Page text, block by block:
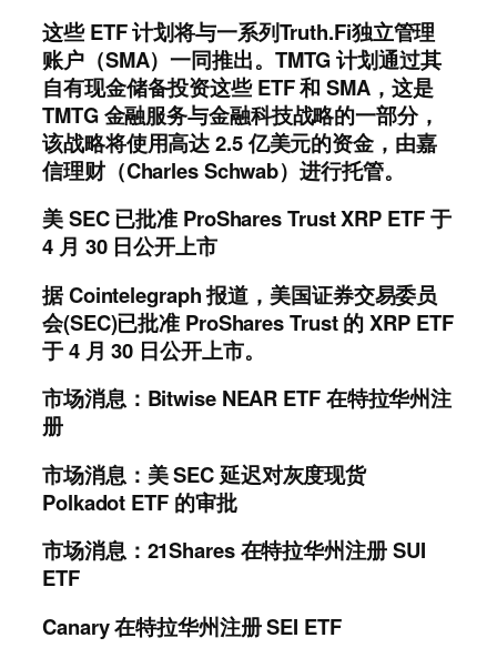
这些 ETF 计划将与一系列Truth.Fi独立管理
账户（SMA）一同推出。TMTG 计划通过其
自有现金储备投资这些 ETF 和 SMA，这是
TMTG 金融服务与金融科技战略的一部分，
该战略将使用高达 2.5 亿美元的资金，由嘉
信理财（Charles Schwab）进行托管。
美 SEC 已批准 ProShares Trust XRP ETF 于
4 月 30 日公开上市
据 Cointelegraph 报道，美国证券交易委员
会(SEC)已批准 ProShares Trust 的 XRP ETF
于 4 月 30 日公开上市。
市场消息：Bitwise NEAR ETF 在特拉华州注
册
市场消息：美 SEC 延迟对灰度现货
Polkadot ETF 的审批
市场消息：21Shares 在特拉华州注册 SUI
ETF
Canary 在特拉华州注册 SEI ETF